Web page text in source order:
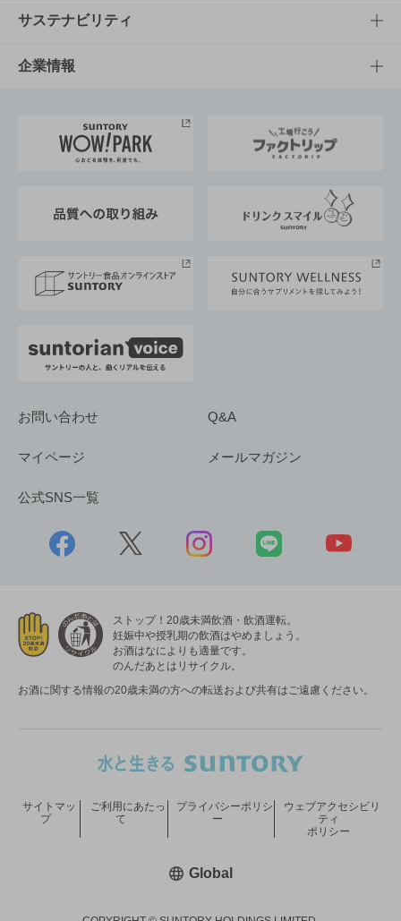
商品発売情報
栄養成分一覧
キャンペーン
工場見学
地域情報
文化・スポーツTOP
サントリーホール
サントリーサンバーズ大阪
サステナビリティ
サステナビリティTOP
サントリーが考えるサステナビリティ経営
企業情報
企業概要
採用情報
お問い合わせ Q&A
マイページ メールマガジン
公式SNS一覧
ストップ！20歳未満飲酒・飲酒運転。
妊娠中や授乳期の飲酒はやめましょう。
お酒はなによりも適量です。
のんだあとはリサイクル。
お酒に関する情報の20歳未満の方への転送および共有はご遠慮ください。
サイトマッ
プ
ご利用にあたっ
て
プライバシーポリシ
ー
ウェブアクセシビリ
ティ
ポリシー
Global新しいウィンドウで開く